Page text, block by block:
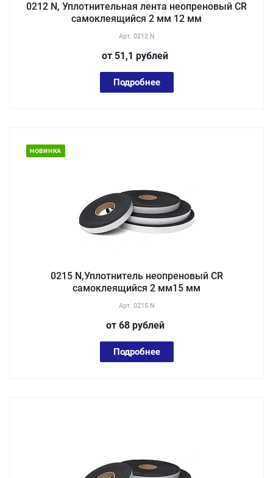
0212 N, Уплотнительная лента неопреновый CR
самоклеящийся 2 мм 12 мм
Арт. 0212 N
от 51,1 рублей
Подробнее
НОВИНКА
0215 N,Уплотнитель неопреновый CR
самоклеящийся 2 мм15 мм
Арт. 0215 N
от 68 рублей
Подробнее